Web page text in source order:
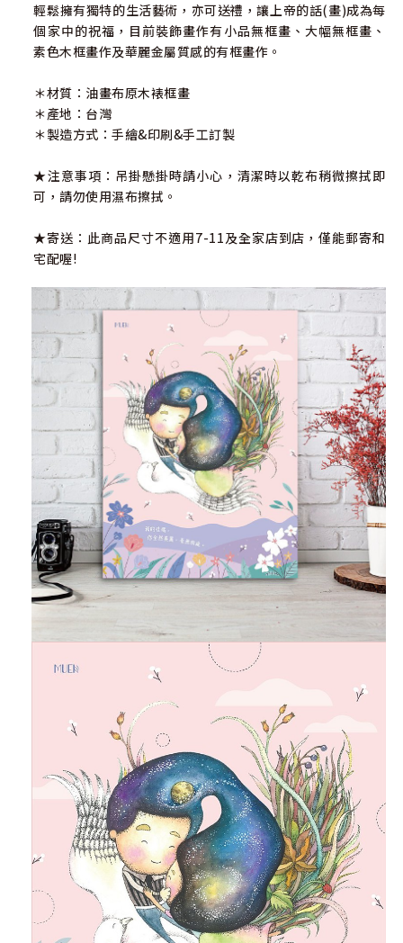
輕鬆擁有獨特的生活藝術，亦可送禮，讓上帝的話(畫)成為每
個家中的祝福，目前裝飾畫作有小品無框畫、大幅無框畫、
素色木框畫作及華麗金屬質感的有框畫作。
＊材質：油畫布原木裱框畫
＊產地：台灣
＊製造方式：手繪&印刷&手工訂製
★注意事項：吊掛懸掛時請小心，清潔時以乾布稍微擦拭即
可，請勿使用濕布擦拭。
★寄送：此商品尺寸不適用7-11及全家店到店，僅能郵寄和
宅配喔!